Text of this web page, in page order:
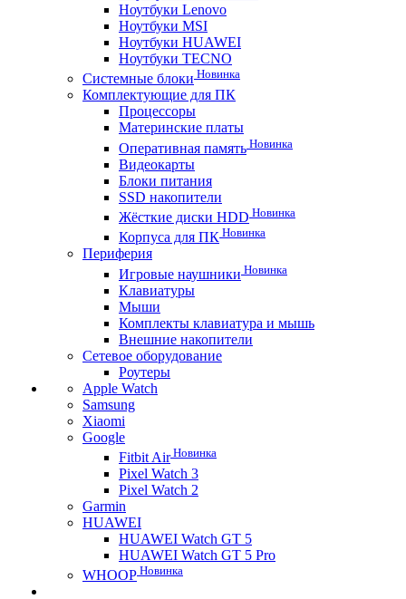
Ноутбуки Lenovo
Ноутбуки MSI
Ноутбуки HUAWEI
Ноутбуки TECNO
Системные блоки Новинка
Комплектующие для ПК
Процессоры
Материнские платы
Оперативная память Новинка
Видеокарты
Блоки питания
SSD накопители
Жёсткие диски HDD Новинка
Корпуса для ПК Новинка
Периферия
Игровые наушники Новинка
Клавиатуры
Мыши
Комплекты клавиатура и мышь
Внешние накопители
Сетевое оборудование
Роутеры
Apple Watch
Samsung
Xiaomi
Google
Fitbit AirНовинка
Pixel Watch 3
Pixel Watch 2
Garmin
HUAWEI
HUAWEI Watch GT 5
HUAWEI Watch GT 5 Pro
WHOOP Новинка